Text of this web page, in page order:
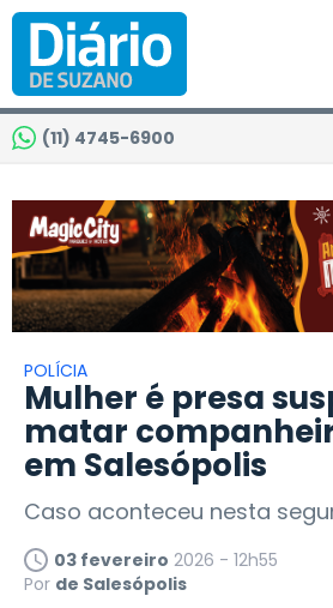
(11) 4745-6900
POLÍCIA
Mulher é presa
matar
em Salesópolis
Caso aconteceu nesta
03 fevereiro 2026 - 12h55
Por de Salesópolis